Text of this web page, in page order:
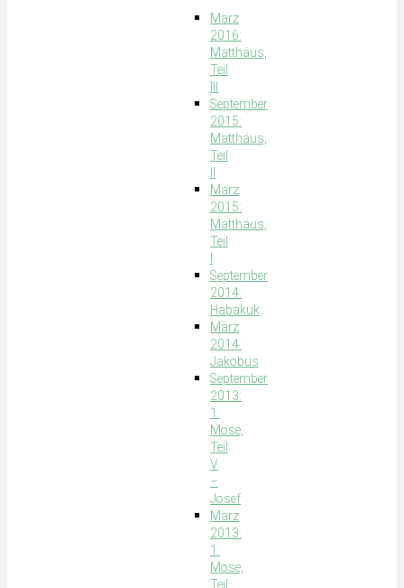
März
2016:
Matthäus,
Teil
September
2015:
Matthäus,
Teil
März
2015:
Matthäus,
Teil
September
2014:
Habakuk
März
2014:
Jakobus
September
2013:
1.
Mose,
Teil
V
–
Josef
März
2013:
1.
Mose,
Teil